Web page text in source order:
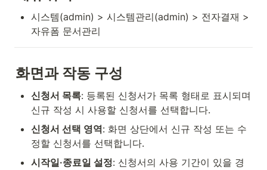
시스템(admin) > 시스템관리(admin) > 전자결재 >
자유폼 문서관리
화면과 작동 구성
신청서 목록: 등록된 신청서가 목록 형태로 표시되며
신규 작성 시 사용할 신청서를 선택합니다.
신청서 선택 영역: 화면 상단에서 신규 작성 또는 수
정할 신청서를 선택합니다.
시작일·종료일 설정: 신청서의 사용 기간이 있을 경